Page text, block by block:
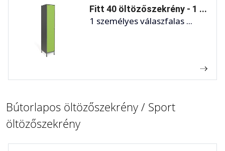
Fitt 40 öltözőszekrény - 1 ...
1 személyes válaszfalas ...
Bútorlapos öltözőszekrény / Sport
öltözőszekrény